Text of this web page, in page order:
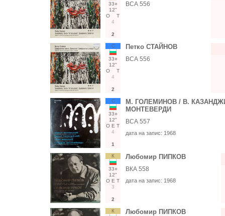
33○
12"
О
Т
4
2
ВСА 556
С
33○
12"
О
Т
4
2
Петко СТАЙНОВ
ВСА 556
С
33○
12"
О Е Т
4
1
М. ГОЛЕМИНОВ / В.
МОНТЕВЕРДИ
ВСА 557
дата на запис: 1968
К
33○
12"
О Е Т
3
2
Любомир ПИПКОВ
ВКА 558
дата на запис: 1968
К Любомир ПИПКОВ